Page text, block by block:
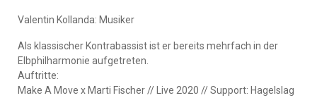
Valentin Kollanda: Musiker
Als klassischer Kontrabassist ist er bereits mehrfach in der
Elbphilharmonie aufgetreten.
Auftritte:
Make A Move x Marti Fischer // Live 2020 // Support: Hagelslag